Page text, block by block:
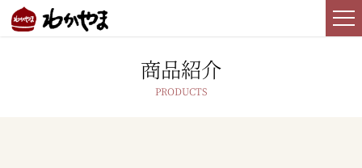
商品紹介